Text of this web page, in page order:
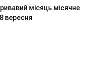
місяць місячне
вересня